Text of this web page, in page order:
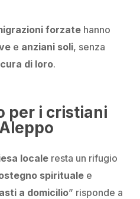
forzate hanno
e anziani soli, senza
di loro.
per i cristiani
locale resta un rifugio
spirituale e
a domicilio” risponde a